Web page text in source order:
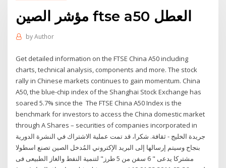
مؤشر الصين ftse a50 العطل
byAuthor
Get detailed information on the FTSE China A50 including
charts, technical analysis, components and more. The stock
rally in Chinese markets continues to gain momentum. China
A50, the blue-chip index of the Shanghai Stock Exchange has
soared 5.7% since the The FTSE China A50 Index is the
benchmark for investors to access the China domestic market
through A Shares – securities of companies incorporated in
جريدة الخليج - ثقافة. شكرا، قد تمت عملية الاشتراك في النشرة الدورية
بنجاح وسيتم إرسالها إلى البريد الإكتروني المُدخل الصين تصنع اسطولا
مشتركا يدعى " 6 سفن من 5 طرز" لتنمية النفط والغاز الطبيعى فى